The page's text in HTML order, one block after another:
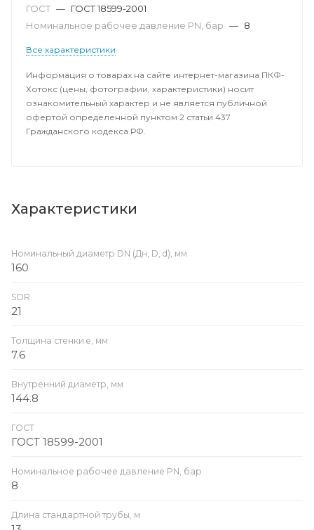
ГОСТ — ГОСТ 18599-2001
Номинальное рабочее давление PN, бар — 8
Все характеристики
Информация о товарах на сайте интернет-магазина ПКФ-
Хотокс (цены, фотографии, характеристики) носит
ознакомительный характер и не является публичной
офертой определенной пунктом 2 статьи 437
Гражданского кодекса РФ.
Характеристики
Номинальный диаметр DN (Дн, D, d), мм
160
SDR
21
Толщина стенки e, мм
7.6
Внутренний диаметр, мм
144.8
ГОСТ
ГОСТ 18599-2001
Номинальное рабочее давление PN, бар
8
Длина стандартной трубы, м